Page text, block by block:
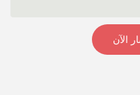
الآن